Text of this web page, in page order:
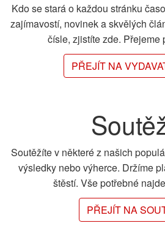
Kdo se stará o každou stránku
zajímavostí, novinek a skvělých
čísle, zjistíte zde. Přejeme
PŘEJÍT NA
Soutěžíte v některé z našich
výsledky nebo výherce. Držíme
štěstí. Vše potřebné
PŘEJÍT NA